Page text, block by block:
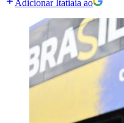
Adicionar Itatiaia ao